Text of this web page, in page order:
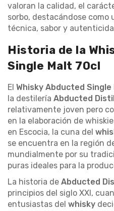
valoran la calidad, el
sorbo, destacándose como
técnica, sabor y
Historia de la
Single Malt 70cl
El Whisky Abducted Single
la destilería Abducted
relativamente joven pero
en la elaboración de
en Escocia, la cuna del
se encuentra en la región
mundialmente por su
puras ideales para la
La historia de Abducted
principios del siglo XXI,
entusiastas del whisky